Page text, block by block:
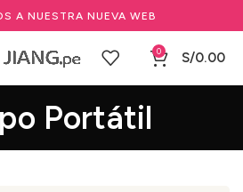
A NUESTRA NUEVA WEB
0 S/0.00
Portátil